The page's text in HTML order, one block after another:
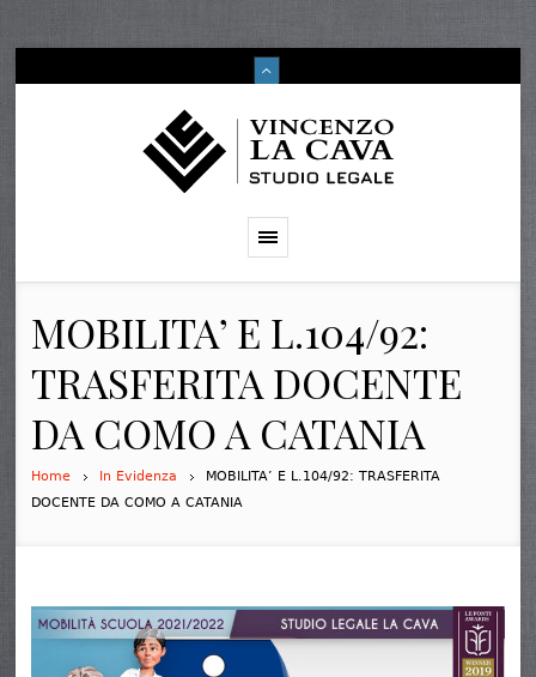
MOBILITA’ E L.104/92:
TRASFERITA DOCENTE
DA COMO A CATANIA
Home In Evidenza
MOBILITA’ E L.104/92: TRASFERITA
DOCENTE DA COMO A CATANIA